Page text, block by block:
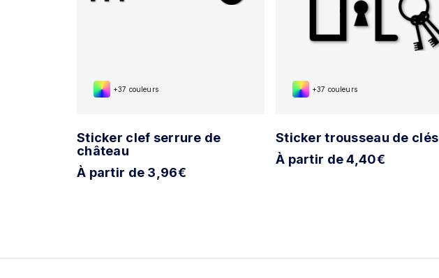
+37 couleurs
Sticker clef serrure de
château
À partir de 3,96€
+37 couleurs
Sticker trousseau de clés
À partir de 4,40€